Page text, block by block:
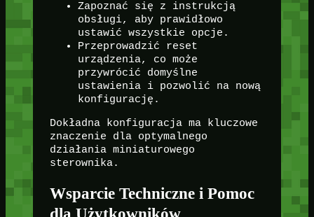
Zapoznać się z instrukcją
obsługi, aby prawidłowo
ustawić wszystkie opcje.
Przeprowadzić reset
urządzenia, co może
przywrócić domyślne
ustawienia i pozwolić na nową
konfigurację.
Dokładna konfiguracja ma kluczowe
znaczenie dla optymalnego
działania miniaturowego
sterownika.
Wsparcie Techniczne i Pomoc